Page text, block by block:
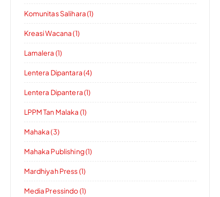
Komunitas Salihara (1)
Kreasi Wacana (1)
Lamalera (1)
Lentera Dipantara (4)
Lentera Dipantera (1)
LPPM Tan Malaka (1)
Mahaka (3)
Mahaka Publishing (1)
Mardhiyah Press (1)
Media Pressindo (1)